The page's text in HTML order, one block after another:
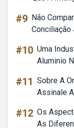
#9 Não
#10 Uma
Aluminio
#11 Sobre A
Assinale
#12 Os
As